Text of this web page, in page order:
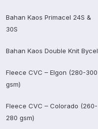
Bahan Kaos Primacel 24S &
30S
Bahan Kaos Double Knit Bycel
Fleece CVC – Elgon (280-300
gsm)
Fleece CVC – Colorado (260-
280 gsm)